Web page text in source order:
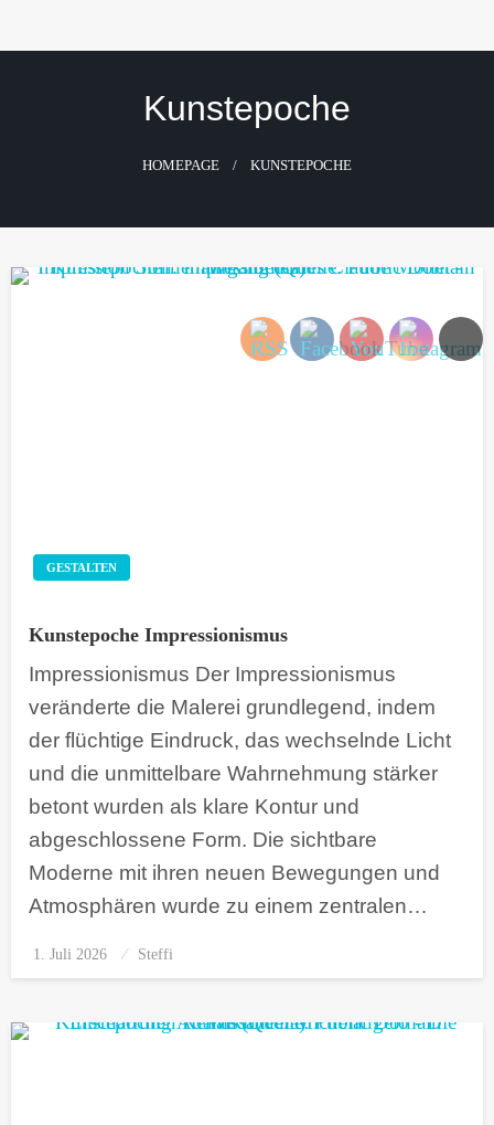
content
Kunstepoche
HOMEPAGE KUNSTEPOCHE
GESTALTEN
Kunstepoche Impressionismus
Impressionismus Der Impressionismus
veränderte die Malerei grundlegend, indem
der flüchtige Eindruck, das wechselnde Licht
und die unmittelbare Wahrnehmung stärker
betont wurden als klare Kontur und
abgeschlossene Form. Die sichtbare
Moderne mit ihren neuen Bewegungen und
Atmosphären wurde zu einem zentralen…
Posted
on
1. Juli 2026 Steffi